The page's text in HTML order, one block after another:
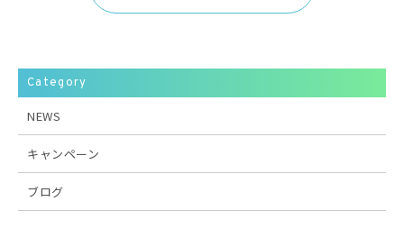
Category
NEWS
キャンペーン
ブログ